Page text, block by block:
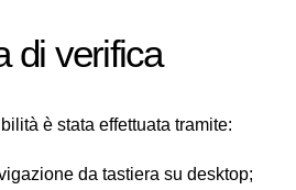
di verifica
è stata effettuata tramite:
da tastiera su desktop;